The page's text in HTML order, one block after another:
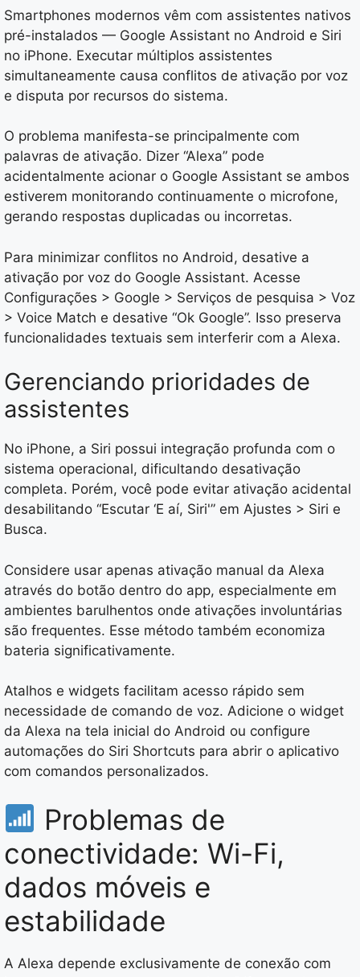
Smartphones modernos vêm com assistentes nativos
pré-instalados — Google Assistant no Android e Siri
no iPhone. Executar múltiplos assistentes
simultaneamente causa conflitos de ativação por voz
e disputa por recursos do sistema.
O problema manifesta-se principalmente com
palavras de ativação. Dizer “Alexa” pode
acidentalmente acionar o Google Assistant se ambos
estiverem monitorando continuamente o microfone,
gerando respostas duplicadas ou incorretas.
Para minimizar conflitos no Android, desative a
ativação por voz do Google Assistant. Acesse
Configurações > Google > Serviços de pesquisa > Voz
> Voice Match e desative “Ok Google”. Isso preserva
funcionalidades textuais sem interferir com a Alexa.
Gerenciando prioridades de
assistentes
No iPhone, a Siri possui integração profunda com o
sistema operacional, dificultando desativação
completa. Porém, você pode evitar ativação acidental
desabilitando “Escutar ‘E aí, Siri'” em Ajustes > Siri e
Busca.
Considere usar apenas ativação manual da Alexa
através do botão dentro do app, especialmente em
ambientes barulhentos onde ativações involuntárias
são frequentes. Esse método também economiza
bateria significativamente.
Atalhos e widgets facilitam acesso rápido sem
necessidade de comando de voz. Adicione o widget
da Alexa na tela inicial do Android ou configure
automações do Siri Shortcuts para abrir o aplicativo
com comandos personalizados.
Problemas de
conectividade: Wi-Fi,
dados móveis e
estabilidade
A Alexa depende exclusivamente de conexão com